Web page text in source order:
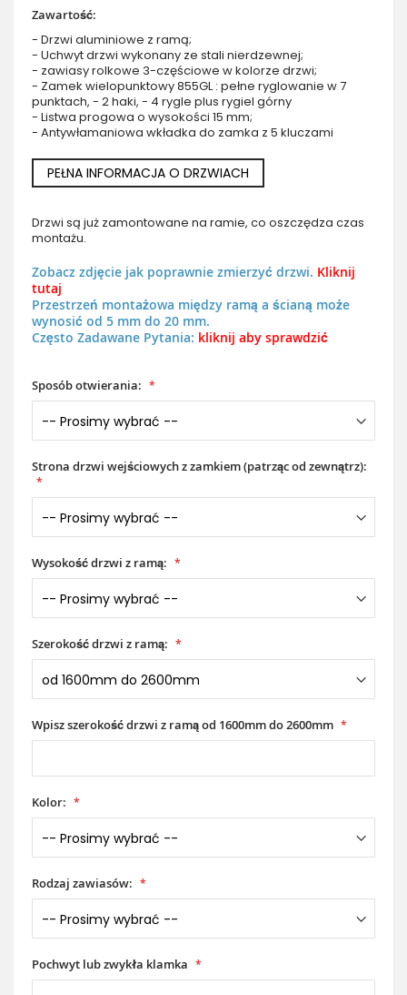
Zawartość:
- Drzwi aluminiowe z ramą;
- Uchwyt drzwi wykonany ze stali nierdzewnej;
- zawiasy rolkowe 3-częściowe w kolorze drzwi;
- Zamek wielopunktowy 855GL : pełne ryglowanie w 7
punktach, - 2 haki, - 4 rygle plus rygiel górny
- Listwa progowa o wysokości 15 mm;
- Antywłamaniowa wkładka do zamka z 5 kluczami
PEŁNA INFORMACJA O DRZWIACH
Drzwi są już zamontowane na ramie, co oszczędza czas
montażu.
Zobacz zdjęcie jak poprawnie zmierzyć drzwi. Kliknij
tutaj
Przestrzeń montażowa między ramą a ścianą może
wynosić od 5 mm do 20 mm.
Często Zadawane Pytania: kliknij aby sprawdzić
Sposób otwierania:
Strona drzwi wejściowych z zamkiem (patrząc od zewnątrz):
Wysokość drzwi z ramą:
Szerokość drzwi z ramą:
Wpisz szerokość drzwi z ramą od 1600mm do 2600mm
Kolor:
Rodzaj zawiasów:
Pochwyt lub zwykła klamka